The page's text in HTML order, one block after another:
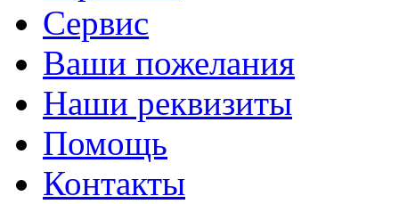
Сервис
Ваши пожелания
Наши реквизиты
Помощь
Контакты